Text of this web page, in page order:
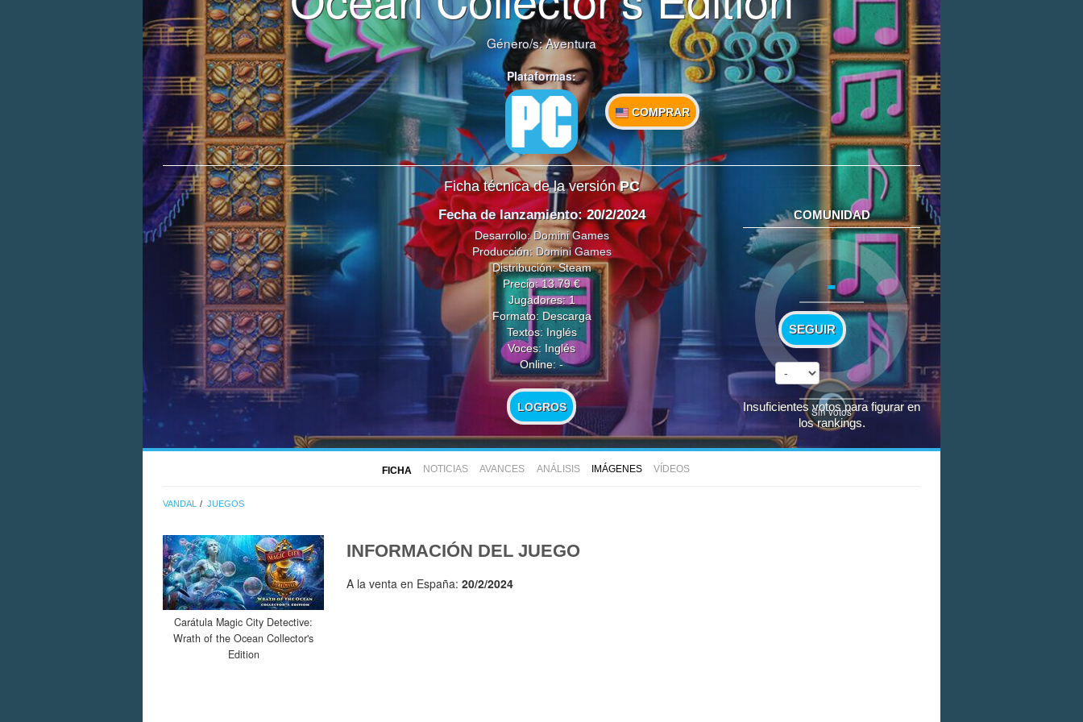
Género/s:Aventura
Plataformas:
COMPRAR
Ficha técnica de la versiónPC
Fecha de lanzamiento: 20/2/2024
Desarrollo:Domini Games
Producción: Domini Games
Distribución: Steam
Precio: 13.79 €
Jugadores: 1
Formato: Descarga
Textos: Inglés
Voces: Inglés
Online: -
LOGROS
COMUNIDAD
-
SEGUIR
Sin votos
Insuficientes votos para figurar en
los rankings.
FICHA NOTICIAS AVANCES ANÁLISIS IMÁGENES VÍDEOS
VANDAL JUEGOS
Carátula Magic City Detective:
Wrath of the Ocean Collector's
Edition
INFORMACIÓN DEL JUEGO
A la venta en España: 20/2/2024